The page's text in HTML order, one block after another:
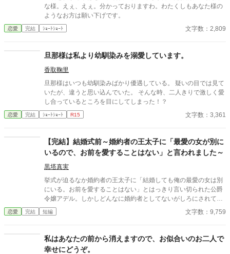
な様。えぇ、えぇ。分かっておりますわ。わたくしもあなた様の
ようなお方は願い下げです。
恋愛 完結 ｼｮｰﾄｼｮｰﾄ 文字数：2,809
旦那様は私より幼馴染みを溺愛しています。
香取鞠里
旦那様はいつも幼馴染みばかり優遇している。 疑いの目では見て
いたが、違うと思い込んでいた。 そんな時、二人きりで激しく愛
し合っているところを目にしてしまった！？
恋愛 完結 ｼｮｰﾄｼｮｰﾄ R15 文字数：3,361
【完結】結婚式前～婚約者の王太子に「最愛の女が別に
いるので、お前を愛することはない」と言われました～
黒塔真実
挙式が迫るなか婚約者の王太子に「結婚しても俺の最愛の女は別
にいる。お前を愛することはない」とはっきり言い切られた公爵
令嬢アデル。しかしどんなに婚約者としてないがしろにされても
女性としての誇りを傷つけられても彼女は平気だった。なぜなら
大切な「心の拠り所」があるから……。しかし、王立学園の卒業
を受けるのだった―― ※神視点。■なろうにも別タイトルで重
複投稿←【ジャンル日間4位】。
恋愛 完結 短編 文字数：9,759
私はあなたの前から消えますので、お似合いのお二人で
幸せにどうぞ。